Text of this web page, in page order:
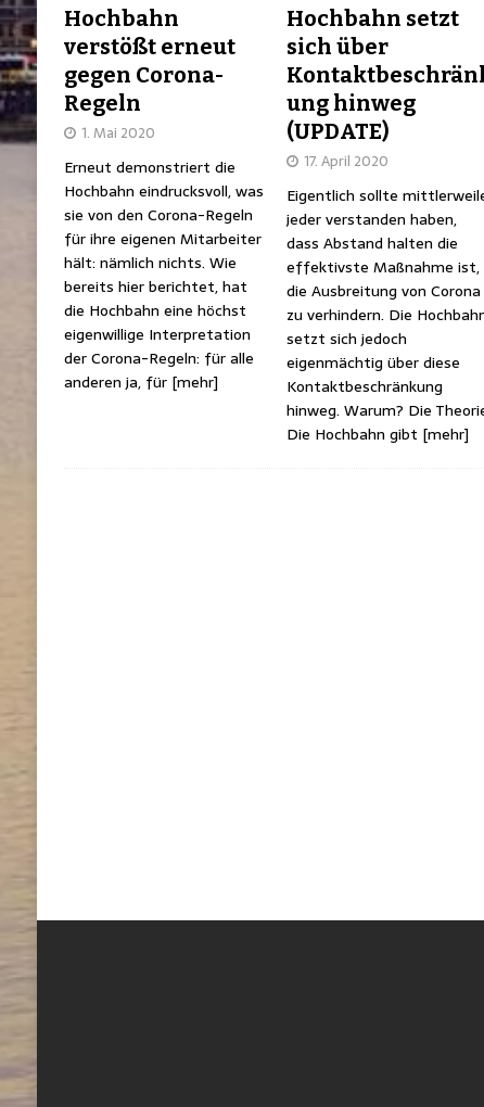
Hochbahn
verstößt erneut
gegen Corona-
Regeln
1. Mai 2020
Erneut demonstriert die
Hochbahn eindrucksvoll, was
sie von den Corona-Regeln
für ihre eigenen Mitarbeiter
hält: nämlich nichts. Wie
bereits hier berichtet, hat
die Hochbahn eine höchst
eigenwillige Interpretation
der Corona-Regeln: für alle
anderen ja, für [mehr]
Hochbahn setzt
sich über
ung hinweg
(UPDATE)
17. April 2020
Eigentlich sollte
jeder verstanden haben,
dass Abstand halten die
effektivste Maßnahme ist,
die Ausbreitung von Corona
zu verhindern. Die
setzt sich jedoch
eigenmächtig über diese
Kontaktbeschränkung
hinweg. Warum? Die
Die Hochbahn gibt [mehr]